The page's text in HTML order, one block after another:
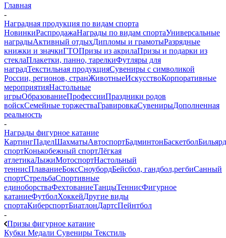
Главная
-
Наградная продукция по видам спорта
НовинкиРаспродажаНаграды по видам спортаУниверсальные
наградыАктивный отдыхДипломы и грамотыРазрядные
книжки и значкиГТОПризы из акрилаПризы и подарки из
стеклаПлакетки, панно, тарелкиФутляры для
наградТекстильная продукцияСувениры с символикой
России, регионов, странЖивотныеИскусствоКорпоративные
мероприятияНастольные
игрыОбразованиеПрофессииПраздники родов
войскСемейные торжестваГравировкаСувенирыДополненная
реальность
-
Награды фигурное катание
КартингПаделШахматыАвтоспортБадминтонБаскетболБильярд
спортКонькобежный спортЛёгкая
атлетикаЛыжиМотоспортНастольный
теннисПлаваниеБоксСноубордБейсбол, гандбол,регбиСанный
спортСтрельбаСпортивные
единоборстваФехтованиеТанцыТеннисФигурное
катаниеФутболХоккейДругие виды
спортаКиберспортБиатлонДартсПейнтбол
-
Призы фигурное катание
Кубки Медали Сувениры Текстиль